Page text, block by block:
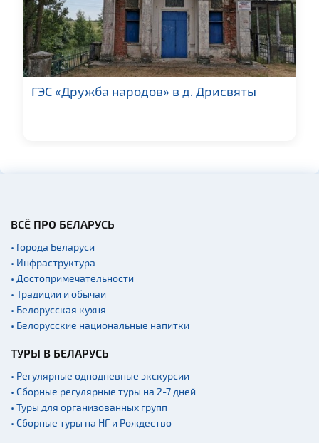
ГЭС «Дружба народов» в д. Дрисвяты
ВСЁ ПРО БЕЛАРУСЬ
• Города Беларуси
• Инфраструктура
• Достопримечательности
• Традиции и обычаи
• Белорусская кухня
• Белорусские национальные напитки
ТУРЫ В БЕЛАРУСЬ
• Регулярные однодневные экскурсии
• Сборные регулярные туры на 2-7 дней
• Туры для организованных групп
• Сборные туры на НГ и Рождество